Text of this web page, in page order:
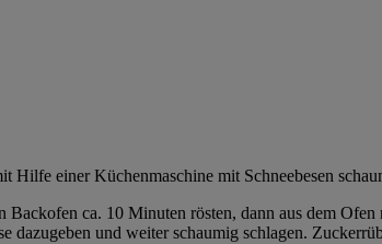
einer Küchenmaschine mit Schneebesen
ca. 10 Minuten rösten, dann aus dem
dazugeben und weiter schaumig schlagen.